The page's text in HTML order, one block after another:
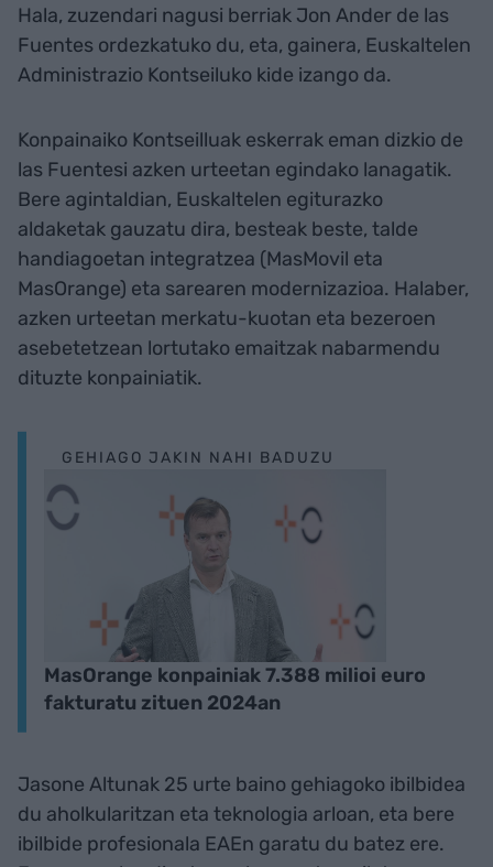
Hala, zuzendari nagusi berriak Jon Ander de las
Fuentes ordezkatuko du, eta, gainera, Euskaltelen
Administrazio Kontseiluko kide izango da.
Konpainaiko Kontseilluak eskerrak eman dizkio de
las Fuentesi azken urteetan egindako lanagatik.
Bere agintaldian, Euskaltelen egiturazko
aldaketak gauzatu dira, besteak beste, talde
handiagoetan integratzea (MasMovil eta
MasOrange) eta sarearen modernizazioa. Halaber,
azken urteetan merkatu-kuotan eta bezeroen
asebetetzean lortutako emaitzak nabarmendu
dituzte konpainiatik.
GEHIAGO JAKIN NAHI BADUZU
MasOrange konpainiak 7.388 milioi euro
fakturatu zituen 2024an
Jasone Altunak 25 urte baino gehiagoko ibilbidea
du aholkularitzan eta teknologia arloan, eta bere
ibilbide profesionala EAEn garatu du batez ere.